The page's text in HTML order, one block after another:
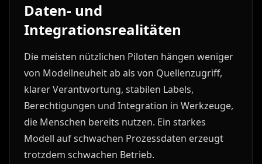
Daten- und
Integrationsrealitäten
Die meisten nützlichen Piloten hängen weniger
von Modellneuheit ab als von Quellenzugriff,
klarer Verantwortung, stabilen Labels,
Berechtigungen und Integration in Werkzeuge,
die Menschen bereits nutzen. Ein starkes
Modell auf schwachen Prozessdaten erzeugt
trotzdem schwachen Betrieb.